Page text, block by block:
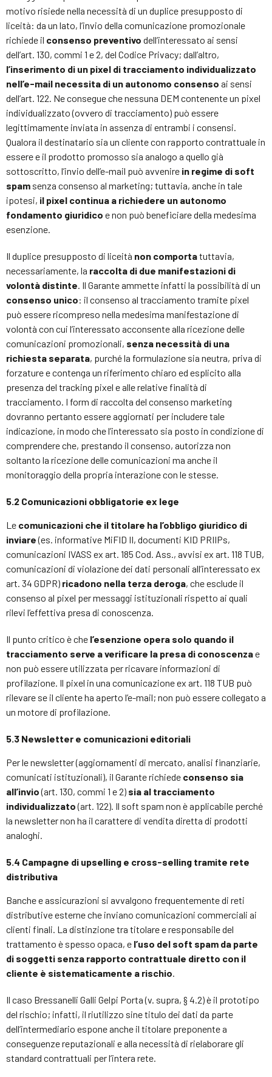
motivo risiede nella necessità di un duplice presupposto di
liceità: da un lato, l’invio della comunicazione promozionale
richiede il consenso preventivo dell’interessato ai sensi
dell’art. 130, commi 1 e 2, del Codice Privacy; dall’altro,
l’inserimento di un pixel di tracciamento individualizzato
nell’e-mail necessita di un autonomo consenso ai sensi
dell’art. 122. Ne consegue che nessuna DEM contenente un pixel
individualizzato (ovvero di tracciamento) può essere
legittimamente inviata in assenza di entrambi i consensi.
Qualora il destinatario sia un cliente con rapporto contrattuale in
essere e il prodotto promosso sia analogo a quello già
sottoscritto, l’invio dell’e-mail può avvenire in regime di soft
spam senza consenso al marketing; tuttavia, anche in tale
ipotesi, il pixel continua a richiedere un autonomo
fondamento giuridico e non può beneficiare della medesima
esenzione.
Il duplice presupposto di liceità non comportatuttavia,
necessariamente, la raccolta di due manifestazioni di
volontà distinte . Il Garante ammette infatti la possibilità di un
consenso unico: il consenso al tracciamento tramite pixel
può essere ricompreso nella medesima manifestazione di
volontà con cui l’interessato acconsente alla ricezione delle
comunicazioni promozionali, senza necessità di una
richiesta separata, purché la formulazione sia neutra, priva di
forzature e contenga un riferimento chiaro ed esplicito alla
presenza del tracking pixel e alle relative finalità di
tracciamento. I form di raccolta del consenso marketing
dovranno pertanto essere aggiornati per includere tale
indicazione, in modo che l’interessato sia posto in condizione di
comprendere che, prestando il consenso, autorizza non
soltanto la ricezione delle comunicazioni ma anche il
monitoraggio della propria interazione con le stesse.
5.2 Comunicazioni obbligatorie ex lege
Le comunicazioni che il titolare ha l’obbligo giuridico di
inviare(es. informative MiFID II, documenti KID PRIIPs,
comunicazioni IVASS ex art. 185 Cod. Ass., avvisi ex art. 118 TUB,
comunicazioni di violazione dei dati personali all’interessato ex
art. 34 GDPR) ricadono nella terza deroga, che esclude il
consenso al pixel per messaggi istituzionali rispetto ai quali
rilevi l’effettiva presa di conoscenza.
Il punto critico è che l’esenzione opera solo quando il
tracciamento serve a verificare la presa di conoscenzae
non può essere utilizzata per ricavare informazioni di
profilazione. Il pixel in una comunicazione ex art. 118 TUB può
rilevare se il cliente ha aperto l’e-mail; non può essere collegato a
un motore di profilazione.
5.3 Newsletter e comunicazioni editoriali
Per le newsletter (aggiornamenti di mercato, analisi finanziarie,
comunicati istituzionali), il Garante richiede consenso sia
all’invio(art. 130, commi 1 e 2) sia al tracciamento
individualizzato(art. 122). Il soft spam non è applicabile perché
la newsletter non ha il carattere di vendita diretta di prodotti
analoghi.
5.4 Campagne di upselling e cross-selling tramite rete
distributiva
Banche e assicurazioni si avvalgono frequentemente di reti
distributive esterne che inviano comunicazioni commerciali ai
clienti finali. La distinzione tra titolare e responsabile del
trattamento è spesso opaca, e l’uso del soft spam da parte
di soggetti senza rapporto contrattuale diretto con il
cliente è sistematicamente a rischio
Il caso Bressanelli Galli Gelpi Porta (v. supra, § 4.2) è il prototipo
del rischio; infatti, il riutilizzo sine titulo dei dati da parte
dell’intermediario espone anche il titolare preponente a
conseguenze reputazionali e alla necessità di rielaborare gli
standard contrattuali per l’intera rete.